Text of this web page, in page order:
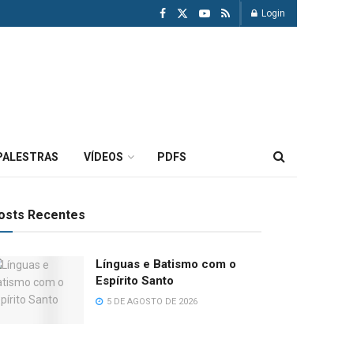
Login
VÍDEOS PDFS
Recentes
Línguas e Batismo com o
Espírito Santo
5 DE AGOSTO DE 2026